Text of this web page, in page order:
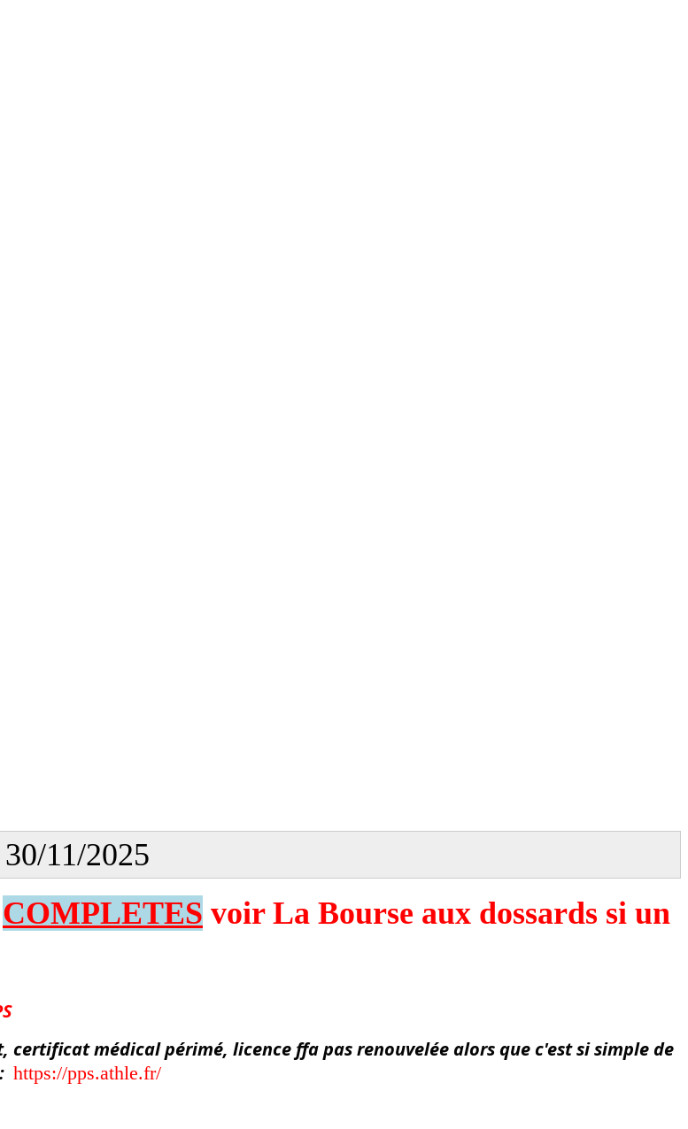
11/2025
COMPLETES voir La Bourse aux dossards si un
médical périmé, licence ffa pas renouvelée alors que c'est si simple de
https://pps.athle.fr/